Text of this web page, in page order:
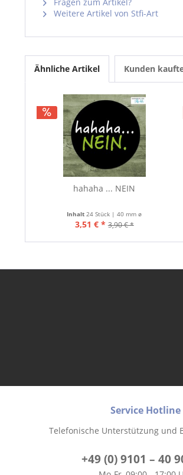
Weitere Artikel von Stfi-Art
Ähnliche Artikel Kunden
hahaha ... NEIN
Inhalt24 Stück | 40 mm ø
3,51 € * 3,90 € *
Service Hotline
Telefonische Unterstützung und
+49 (0) 9101 – 40